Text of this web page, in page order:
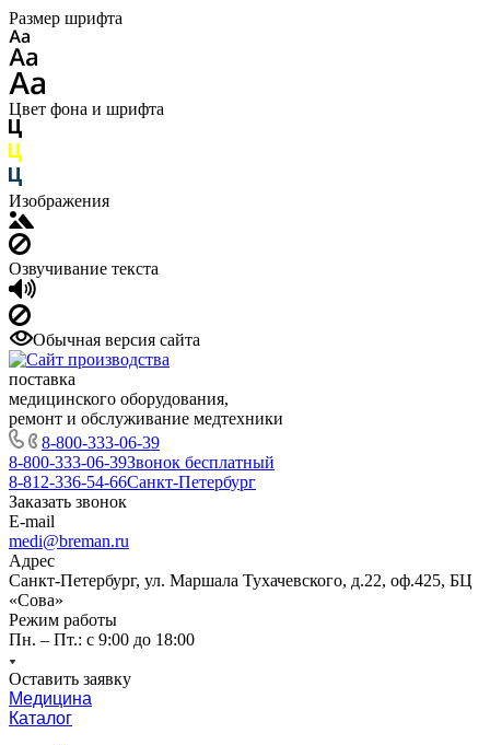
Размер шрифта
Цвет фона и шрифта
Изображения
Озвучивание текста
Обычная версия сайта
поставка
медицинского оборудования,
ремонт и обслуживание медтехники
8-800-333-06-39
8-800-333-06-39Звонок бесплатный
8-812-336-54-66Санкт-Петербург
Заказать звонок
E-mail
medi@breman.ru
Адрес
Санкт-Петербург, ул. Маршала Тухачевского, д.22, оф.425, БЦ
«Сова»
Режим работы
Пн. – Пт.: с 9:00 до 18:00
Оставить заявку
Медицина
Каталог